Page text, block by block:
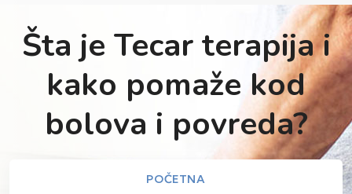
Šta je Tecar terapija i
kako pomaže kod
bolova i povreda?
POČETNA